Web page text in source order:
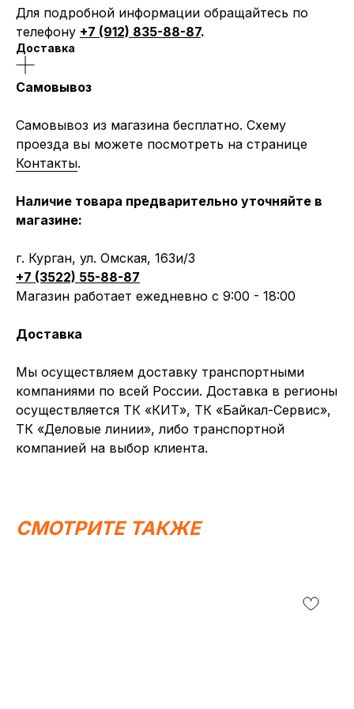
Для подробной информации обращайтесь по
телефону +7 (912) 835-88-87.
Доставка
Самовывоз
Самовывоз из магазина бесплатно. Схему
проезда вы можете посмотреть на странице
Контакты.
Наличие товара предварительно уточняйте в
магазине:
г. Курган, ул. Омская, 163и/3
+7 (3522) 55-88-87
Магазин работает ежедневно с 9:00 - 18:00
Доставка
Мы осуществляем доставку транспортными
компаниями по всей России. Доставка в регионы
осуществляется ТК «КИТ», ТК «Байкал-Сервис»,
ТК «Деловые линии», либо транспортной
компанией на выбор клиента.
СМОТРИТЕ ТАКЖЕ